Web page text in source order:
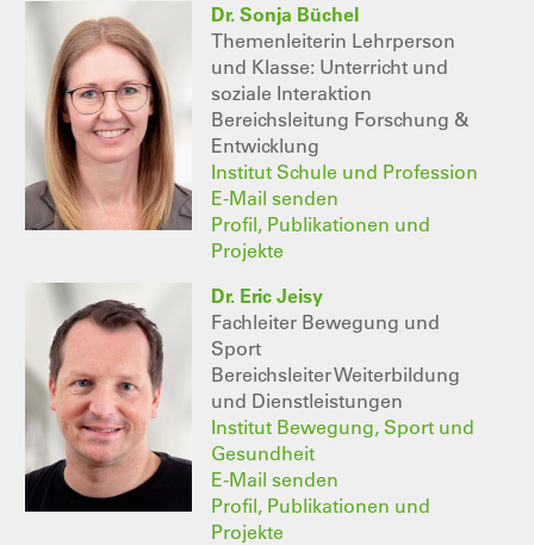
Dr. Sonja Büchel
Themenleiterin Lehrperson
und Klasse: Unterricht und
soziale Interaktion
Bereichsleitung Forschung &
Entwicklung
Institut Schule und Profession
E-Mail senden
Profil, Publikationen und
Projekte
Dr. Eric Jeisy
Fachleiter Bewegung und
Sport
Bereichsleiter Weiterbildung
und Dienstleistungen
Institut Bewegung, Sport und
Gesundheit
E-Mail senden
Profil, Publikationen und
Projekte